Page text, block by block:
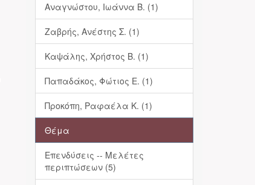
Αναγνώστου, Ιωάννα Β. (1)
Ζαβρής, Ανέστης Σ. (1)
Καψάλης, Χρήστος Β. (1)
Παπαδάκος, Φώτιος Ε. (1)
Προκόπη, Ραφαέλα Κ. (1)
Θέμα
Επενδύσεις -- Μελέτες
περιπτώσεων (5)